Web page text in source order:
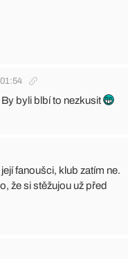
01:54
byli blbí to nezkusit
fanoušci, klub zatím ne.
že si stěžujou už před